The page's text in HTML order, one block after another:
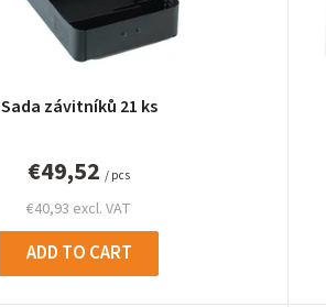
Sada závitníků 21 ks
€40,93 excl. VAT
€49,52/ pcs
ADD TO CART